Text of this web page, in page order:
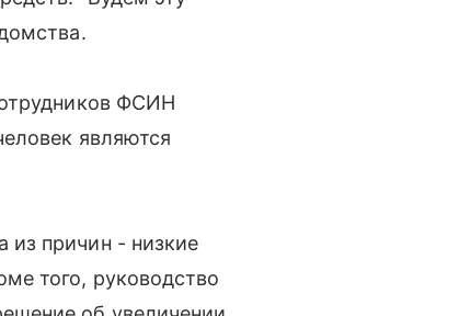
ФСИН
являются
из причин - низкие
того, руководство